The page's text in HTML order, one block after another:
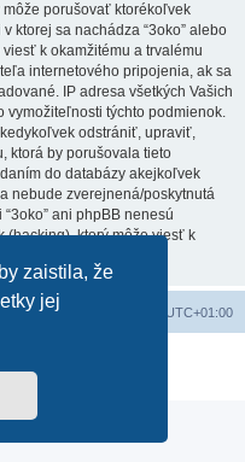
zaistila, že
jej
porušovať ktorékoľvek
ktorej sa nachádza “3oko” alebo
k okamžitému a trvalému
internetového pripojenia, ak sa
IP adresa všetkých Vašich
vymožiteľnosti týchto podmienok.
kedykoľvek odstrániť, upraviť,
ktorá by porušovala tieto
do databázy akejkoľvek
nebude zverejnená/poskytnutá
ani phpBB nenesú
ktorý môže viesť k
UTC+01:00